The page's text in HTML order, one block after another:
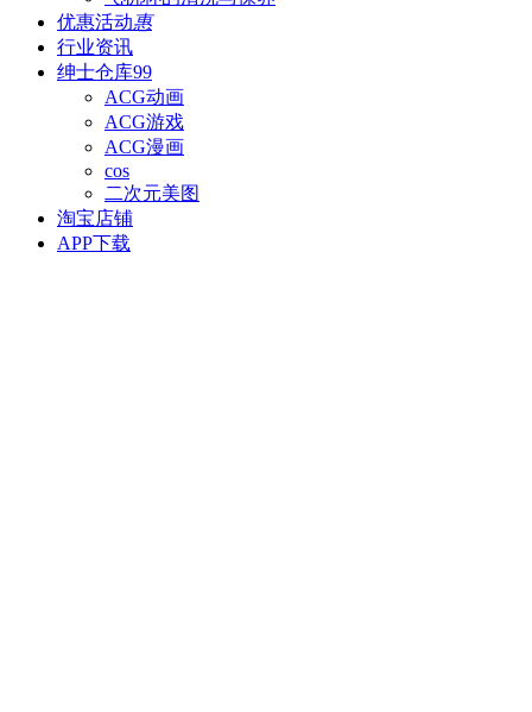
优惠活动惠
行业资讯
绅士仓库99
ACG动画
ACG游戏
ACG漫画
cos
二次元美图
淘宝店铺
APP下载